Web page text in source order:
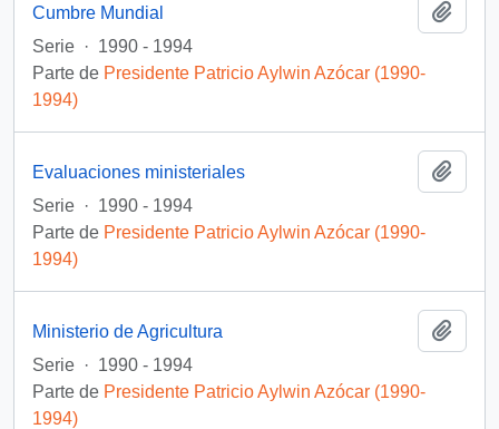
Cumbre Mundial
Serie · 1990 - 1994
Parte de Presidente Patricio Aylwin Azócar (1990-
1994)
Evaluaciones ministeriales
Serie · 1990 - 1994
Parte de Presidente Patricio Aylwin Azócar (1990-
1994)
Ministerio de Agricultura
Serie · 1990 - 1994
Parte de Presidente Patricio Aylwin Azócar (1990-
1994)